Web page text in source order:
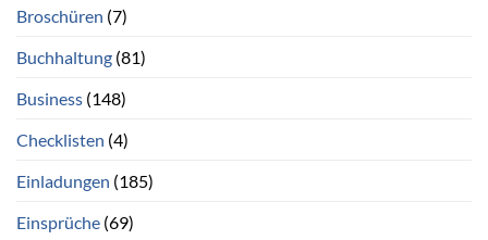
Broschüren (7)
Buchhaltung (81)
Business (148)
Checklisten (4)
Einladungen (185)
Einsprüche (69)